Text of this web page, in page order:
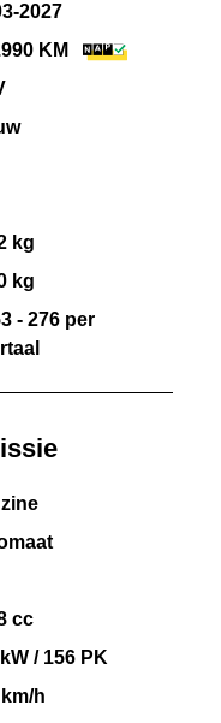
2027
KM
kg
kg
- 276 per
cc
/ 156 PK
h